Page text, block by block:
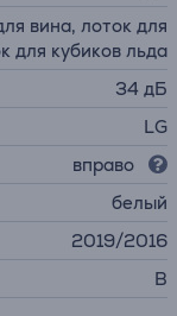
вина, лоток для
для кубиков льда
34 дБ
LG
вправо
белый
2019/2016
B